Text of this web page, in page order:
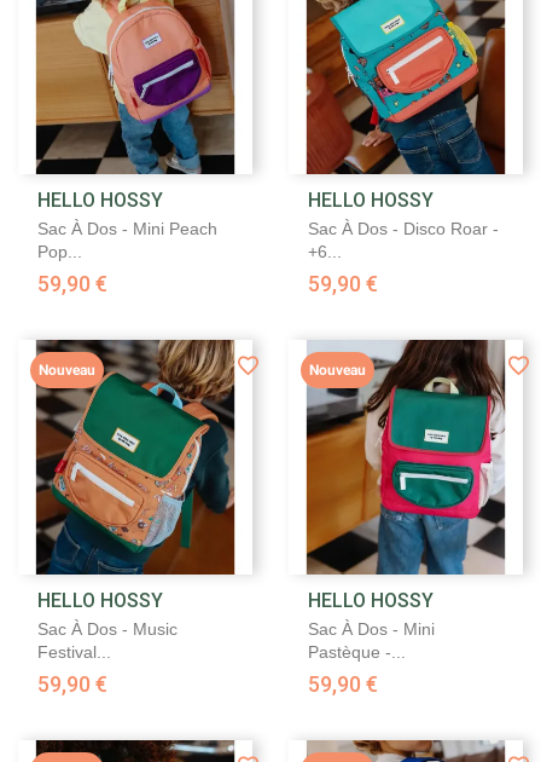
HELLO HOSSY
Sac À Dos - Mini Peach
Pop...
59,90 €
HELLO HOSSY
Sac À Dos - Disco Roar -
+6...
59,90 €
HELLO HOSSY
Sac À Dos - Music
Festival...
59,90 €
Nouveau
HELLO HOSSY
Sac À Dos - Mini
Pastèque -...
59,90 €
Nouveau